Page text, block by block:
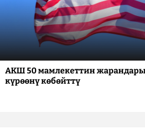
АКШ 50 мамлекеттин
күрөөнү көбөйттү